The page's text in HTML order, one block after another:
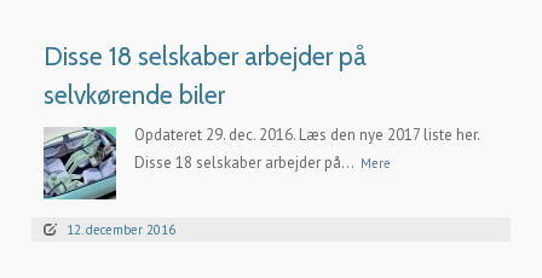
Disse 18 selskaber arbejder på
selvkørende biler
Opdateret 29. dec. 2016. Læs den nye 2017 liste her.
Disse 18 selskaber arbejder på... Mere
12. december 2016